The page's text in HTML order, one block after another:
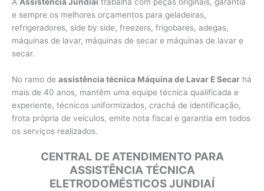
A Assistência Jundiaí trabalha com peças originais, garantia
e sempre os melhores orçamentos para geladeiras,
refrigeradores, side by side, freezers, frigobares, adegas,
máquinas de lavar, máquinas de secar e máquinas de lavar e
secar.
No ramo de assistência técnica Máquina de Lavar E Secar há
mais de 40 anos, mantêm uma equipe técnica qualificada e
experiente, técnicos uniformizados, crachá de identificação,
frota própria de veículos, emite nota fiscal e garantia em todos
os serviços realizados.
CENTRAL DE ATENDIMENTO PARA
ASSISTÊNCIA TÉCNICA
ELETRODOMÉSTICOS JUNDIAÍ